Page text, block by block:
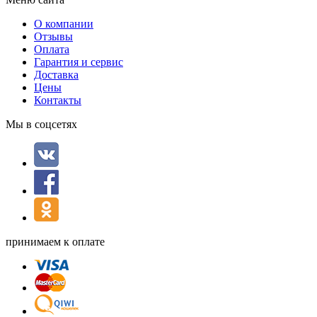
О компании
Отзывы
Оплата
Гарантия и сервис
Доставка
Цены
Контакты
Мы в соцсетях
принимаем к оплате